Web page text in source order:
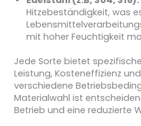
Hitzebeständigkeit, was
mit hoher Feuchtigkeit
Jede Sorte bietet
Leistung, Kosteneffizienz
verschiedene
Materialwahl ist
Betrieb und eine reduzierte